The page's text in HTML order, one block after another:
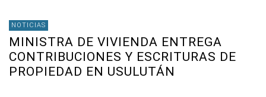
NOTICIAS
MINISTRA DE VIVIENDA ENTREGA
CONTRIBUCIONES Y ESCRITURAS DE
PROPIEDAD EN USULUTÁN